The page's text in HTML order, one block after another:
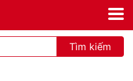
Tìm kiếm